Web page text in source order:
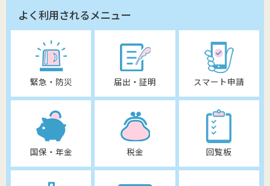
よく利用されるメニュー
緊急・防災 届出・証明 スマート申請
国保・年金 税金 回覧板